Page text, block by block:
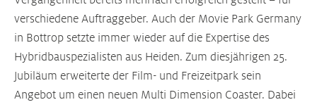
verschiedene Auftraggeber. Auch der Movie Park Germany
in Bottrop setzte immer wieder auf die Expertise des
Hybridbauspezialisten aus Heiden. Zum diesjährigen 25.
Jubiläum erweiterte der Film- und Freizeitpark sein
Angebot um einen neuen Multi Dimension Coaster. Dabei